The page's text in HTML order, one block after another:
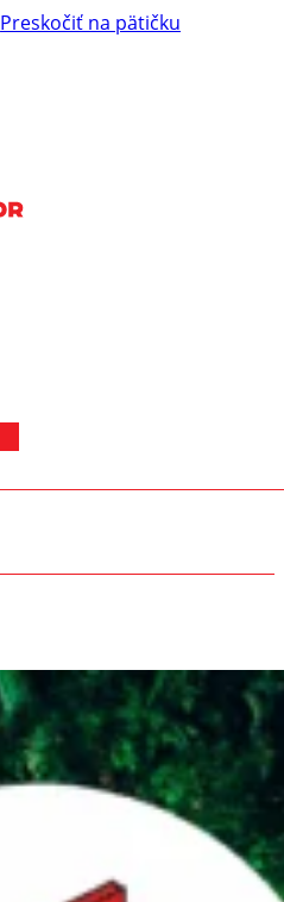
Preskočiť na pätičku